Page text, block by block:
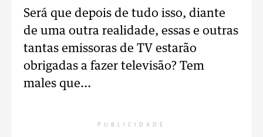
Será que depois de tudo isso, diante
de uma outra realidade, essas e outras
tantas emissoras de TV estarão
obrigadas a fazer televisão? Tem
males que...
PUBLICIDADE